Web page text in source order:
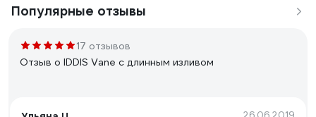
Популярные отзывы
17 отзывов
Отзыв о IDDIS Vane с длинным изливом